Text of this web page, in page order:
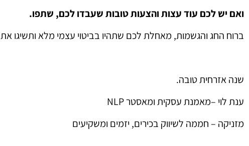
ואם יש לכם עוד עצות והצעות טובות שעבדו לכם, שתפו.
ברוח החג והגשמות, מאחלת לכם שתהיו בביטוי עצמי מלא ותשיגו
שנה אזרחית טובה.
ענת לוי –מאמנת עסקית ומאסטר NLP
מזניקה – חממה לשיווק בכירים, יזמים ומשקיעים